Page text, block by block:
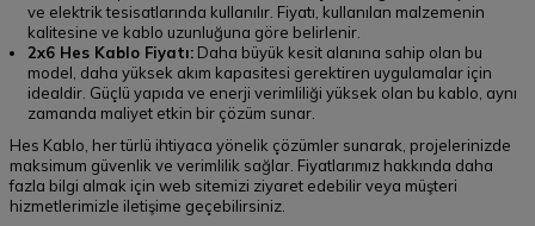
ve elektrik tesisatlarında kullanılır. Fiyatı, kullanılan malzemenin
kalitesine ve kablo uzunluğuna göre belirlenir.
2x6 Hes Kablo Fiyatı: Daha büyük kesit alanına sahip olan bu
model, daha yüksek akım kapasitesi gerektiren uygulamalar için
idealdir. Güçlü yapıda ve enerji verimliliği yüksek olan bu kablo, aynı
zamanda maliyet etkin bir çözüm sunar.
Hes Kablo, her türlü ihtiyaca yönelik çözümler sunarak, projelerinizde
maksimum güvenlik ve verimlilik sağlar. Fiyatlarımız hakkında daha
fazla bilgi almak için web sitemizi ziyaret edebilir veya müşteri
hizmetlerimizle iletişime geçebilirsiniz.